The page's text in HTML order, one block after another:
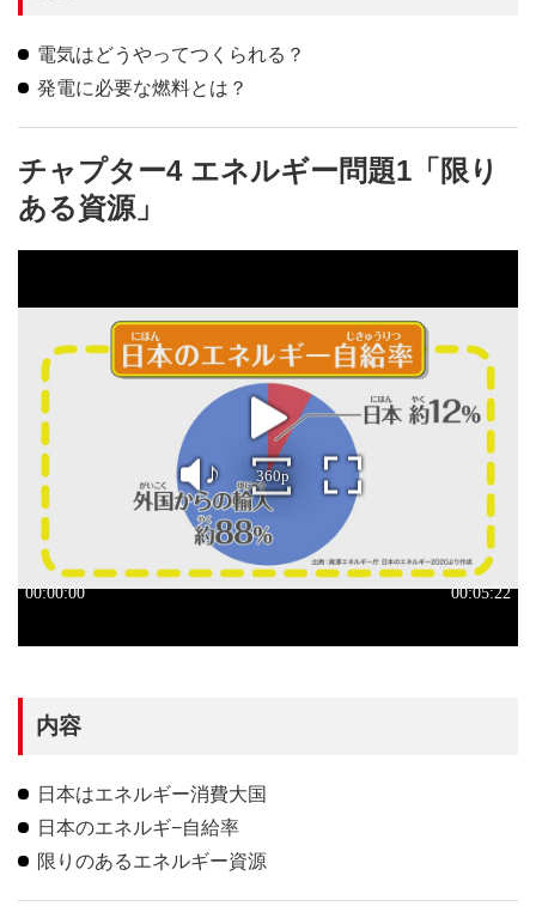
電気はどうやってつくられる？
発電に必要な燃料とは？
チャプター4 エネルギー問題1「限り
ある資源」
内容
日本はエネルギー消費大国
日本のエネルギ−自給率
限りのあるエネルギー資源